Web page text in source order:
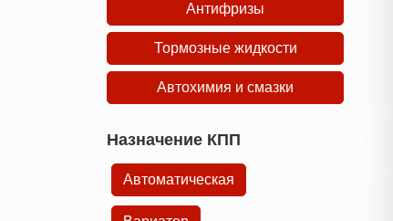
Антифризы
Тормозные жидкости
Автохимия и смазки
Назначение КПП
Автоматическая